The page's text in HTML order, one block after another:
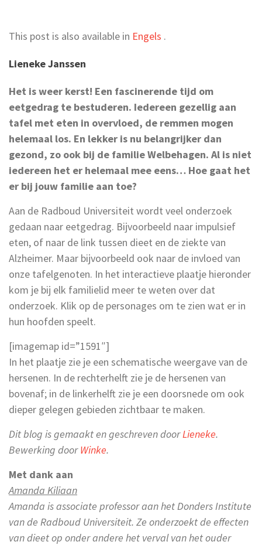
This post is also available in Engels .
Lieneke Janssen
Het is weer kerst! Een fascinerende tijd om
eetgedrag te bestuderen. Iedereen gezellig aan
tafel met eten in overvloed, de remmen mogen
helemaal los. En lekker is nu belangrijker dan
gezond, zo ook bij de familie Welbehagen. Al is niet
iedereen het er helemaal mee eens… Hoe gaat het
er bij jouw familie aan toe?
Aan de Radboud Universiteit wordt veel onderzoek
gedaan naar eetgedrag. Bijvoorbeeld naar impulsief
eten, of naar de link tussen dieet en de ziekte van
Alzheimer. Maar bijvoorbeeld ook naar de invloed van
onze tafelgenoten. In het interactieve plaatje hieronder
kom je bij elk familielid meer te weten over dat
onderzoek. Klik op de personages om te zien wat er in
hun hoofden speelt.
[imagemap id=”1591″]
In het plaatje zie je een schematische weergave van de
hersenen. In de rechterhelft zie je de hersenen van
bovenaf; in de linkerhelft zie je een doorsnede om ook
dieper gelegen gebieden zichtbaar te maken.
Dit blog is gemaakt en geschreven doorLieneke.
Bewerking doorWinke.
Met dank aan
Amanda Kiliaan
Amanda is associate professor aan het Donders Institute
van de Radboud Universiteit. Ze onderzoekt de effecten
van dieet op onder andere het verval van het ouder